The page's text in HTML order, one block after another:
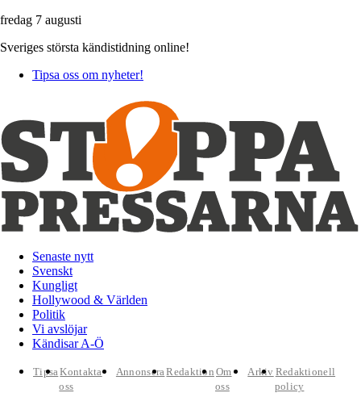
fredag 7 augusti
Sveriges största kändistidning online!
Tipsa oss om nyheter!
Senaste nytt
Svenskt
Kungligt
Hollywood & Världen
Politik
Vi avslöjar
Kändisar A-Ö
TipsaKontakta
oss
AnnonseraRedaktion Om
oss
Arkiv Redaktionell
policy